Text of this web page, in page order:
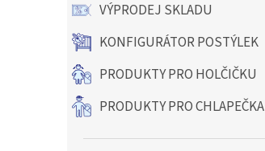
VÝPRODEJ SKLADU
KONFIGURÁTOR POSTÝLEK
PRODUKTY PRO HOLČIČKU
PRODUKTY PRO CHLAPEČKA